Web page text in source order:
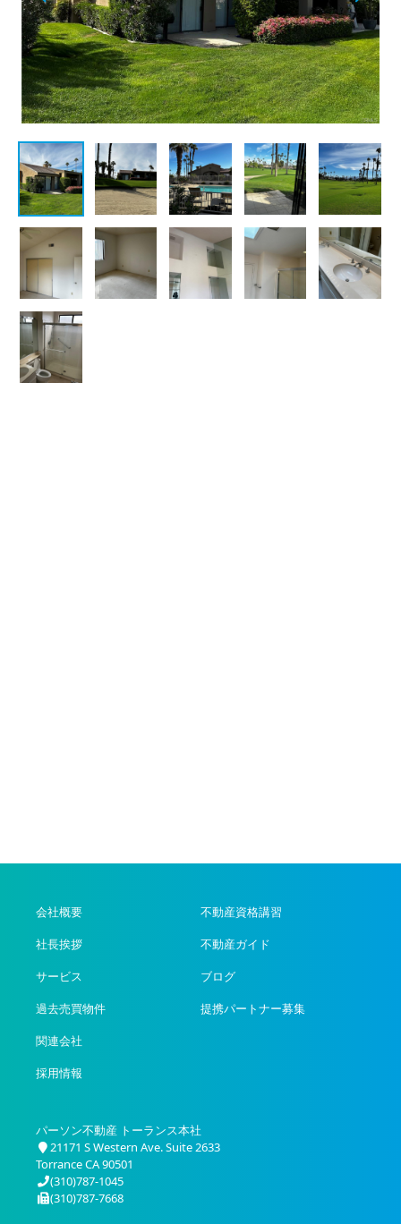
会社概要
社長挨拶
サービス
過去売買物件
関連会社
採用情報
不動産資格講習
不動産ガイド
ブログ
提携パートナー募集
パーソン不動産 トーランス本社
21171 S Western Ave. Suite 2633
Torrance CA 90501
(310)787-1045
(310)787-7668